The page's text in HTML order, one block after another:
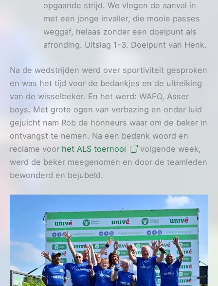
opgaande strijd. We vlogen de aanval in
met een jonge invaller, die mooie passes
weggaf, helaas zonder een doelpunt als
afronding. Uitslag 1-3. Doelpunt van Henk.
Na de wedstrijden werd over sportiviteit gesproken
en was het tijd voor de bedankjes en de uitreiking
van de wisselbeker. En het werd: WAFO, Asser
boys. Met grote ogen van verbazing en onder luid
gejuicht nam Rob de honneurs waar om de beker in
ontvangst te nemen. Na een bedank woord en
reclame voor het ALS toernooi
volgende week,
werd de beker meegenomen en door de teamleden
bewonderd en bejubeld.